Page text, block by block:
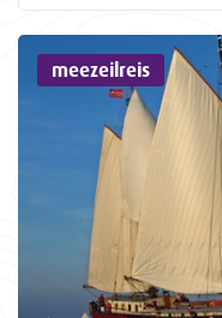
meezeilreis